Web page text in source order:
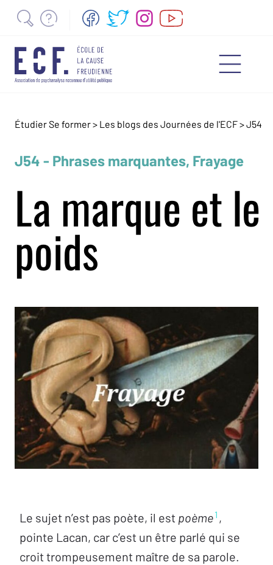
Étudier Se former > Les blogs des Journées de l'ECF>J54
J54 - Phrases marquantes, Frayage
La marque et le
poids
Le sujet n’est pas poète, il est poème1 ,
pointe Lacan, car c’est un être parlé qui se
croit trompeusement maître de sa parole.